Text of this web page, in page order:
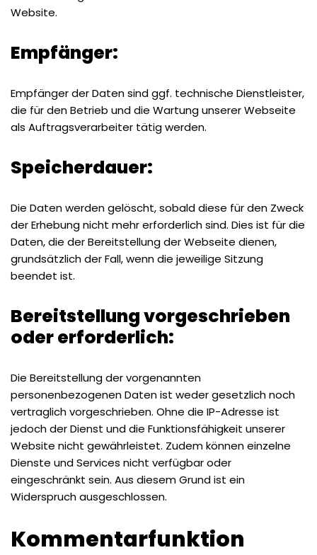
Website.
Empfänger:
Empfänger der Daten sind ggf. technische Dienstleister,
die für den Betrieb und die Wartung unserer Webseite
als Auftragsverarbeiter tätig werden.
Speicherdauer:
Die Daten werden gelöscht, sobald diese für den Zweck
der Erhebung nicht mehr erforderlich sind. Dies ist für die
Daten, die der Bereitstellung der Webseite dienen,
grundsätzlich der Fall, wenn die jeweilige Sitzung
beendet ist.
Bereitstellung vorgeschrieben
oder erforderlich:
Die Bereitstellung der vorgenannten
personenbezogenen Daten ist weder gesetzlich noch
vertraglich vorgeschrieben. Ohne die IP-Adresse ist
jedoch der Dienst und die Funktionsfähigkeit unserer
Website nicht gewährleistet. Zudem können einzelne
Dienste und Services nicht verfügbar oder
eingeschränkt sein. Aus diesem Grund ist ein
Widerspruch ausgeschlossen.
Kommentarfunktion